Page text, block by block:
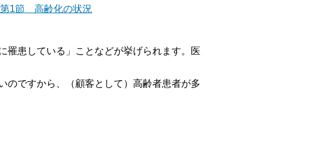
第1節 高齢化の状況
罹患している」ことなどが挙げられます。医
のですから、（顧客として）高齢者患者が多